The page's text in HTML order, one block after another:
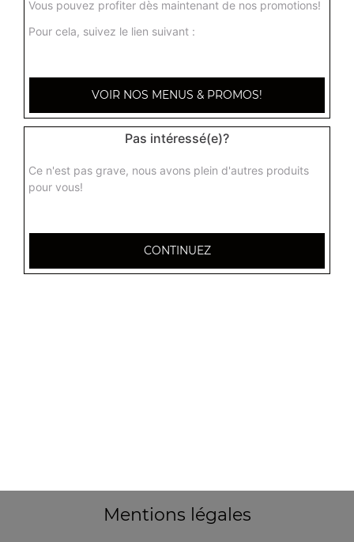
Boeuf ginger + riz
16.00€
Boeuf palak + riz
15.90€
Mentions légales
Vous pouvez profiter dès maintenant de nos promotions!
Pour cela, suivez le lien suivant :
VOIR NOS MENUS & PROMOS!
Pas intéressé(e)?
Ce n'est pas grave, nous avons plein d'autres produits
pour vous!
CONTINUEZ